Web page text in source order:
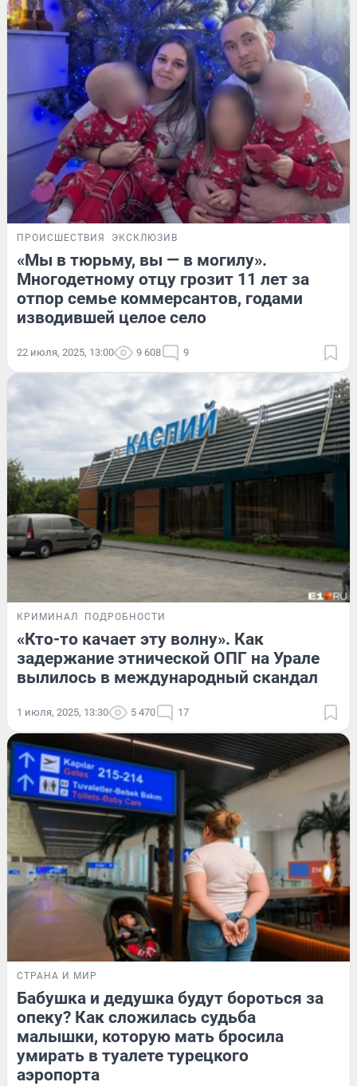
ПРОИСШЕСТВИЯ ЭКСКЛЮЗИВ
«Мы в тюрьму, вы — в могилу».
Многодетному отцу грозит 11 лет за
отпор семье коммерсантов, годами
изводившей целое село
22 июля, 2025, 13:00 9 608 9
КРИМИНАЛ ПОДРОБНОСТИ
«Кто-то качает эту волну». Как
задержание этнической ОПГ на Урале
вылилось в международный скандал
1 июля, 2025, 13:30 5 470 17
СТРАНА И МИР
Бабушка и дедушка будут бороться за
опеку? Как сложилась судьба
малышки, которую мать бросила
умирать в туалете турецкого
аэропорта